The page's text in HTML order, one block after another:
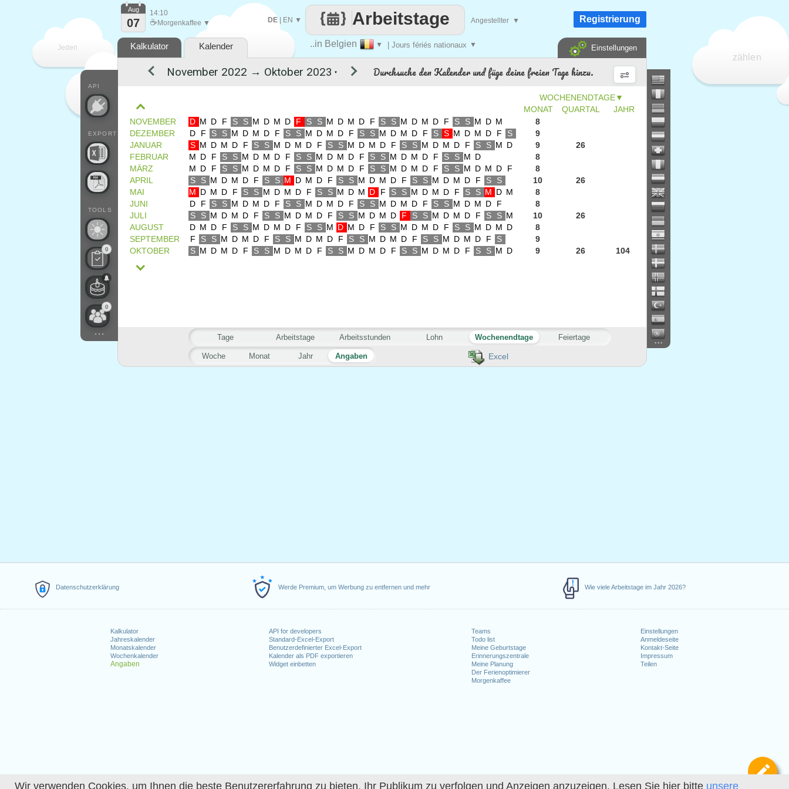
Wir verwenden Cookies, um Ihnen die beste Benutzererfahrung zu bieten, Ihr Publikum zu verfolgen und Anzeigen anzuzeigen. Lesen Sie hier bitte unsere
Datenschutzerklärung Werde Premium, um Werbung zu entfernen und mehr Wie viele Arbeitstage im Jahr 2026?
Kalkulator
Jahreskalender
Monatskalender
Wochenkalender
Angaben
API for developers
Standard-Excel-Export
Benutzerdefinierter Excel-Export
Kalender als PDF exportieren
Widget einbetten
Teams
Todo list
Meine Geburtstage
Erinnerungszentrale
Meine Planung
Der Ferienoptimierer
Morgenkaffee
Einstellungen
Anmeldeseite
Kontakt-Seite
Impressum
Teilen
Jeden
zählen
..in Belgien ▼ | Jours fériés nationaux ▼
Arbeitstage
DE| EN ▼ Angestellter ▼
API
EXPORT
TOOLS
0
0
...
Aug
07
14:10
☕ Morgenkaffee ▼ Registrierung
Kalkulator Kalender Einstellungen
...
Excel
▼
MONAT
QUARTAL JAHR
▼ Durchsuche den Kalender und füge deine freien Tage hinzu.
NOVEMBER D M D F S S M D M D F S S M D M D F S S M D M D F S S M D M
8
DEZEMBER
D F S S M D M D F S S M D M D F S S M D M D F S S M D M D F S
9
JANUAR
S M D M D F S S M D M D F S S M D M D F S S M D M D F S S M D 9
26
FEBRUAR
M D F S S M D M D F S S M D M D F S S M D M D F S S M D
8
MÄRZ
M D F S S M D M D F S S M D M D F S S M D M D F S S M D M D F
8
APRIL
S S M D M D F S S M D M D F S S M D M D F S S M D M D F S S 10
26
MAI
M D M D F S S M D M D F S S M D M D F S S M D M D F S S M D M
8
JUNI
D F S S M D M D F S S M D M D F S S M D M D F S S M D M D F
8
JULI
S S M D M D F S S M D M D F S S M D M D F S S M D M D F S S M 10
26
AUGUST
D M D F S S M D M D F S S M D M D F S S M D M D F S S M D M D
8
SEPTEMBER
F S S M D M D F S S M D M D F S S M D M D F S S M D M D F S
9
OKTOBER
S M D M D F S S M D M D F S S M D M D F S S M D M D F S S M D 9 26 104
Woche Monat Jahr Angaben
Tage Arbeitstage Arbeitsstunden Lohn Wochenendtage Feiertage